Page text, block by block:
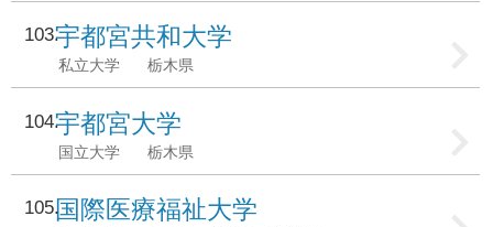
103宇都宮共和大学
私立大学 栃木県
104宇都宮大学
国立大学 栃木県
105国際医療福祉大学